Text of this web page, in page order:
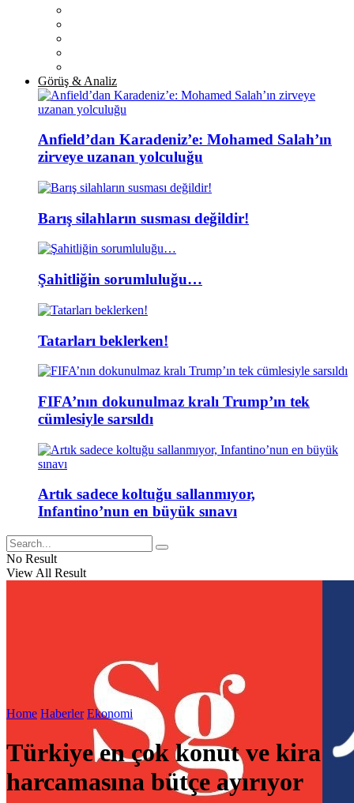
Görüş & Analiz
Anfield’dan Karadeniz’e: Mohamed Salah’ın
zirveye uzanan yolculuğu
Barış silahların susması değildir!
Şahitliğin sorumluluğu…
Tatarları beklerken!
FIFA’nın dokunulmaz kralı Trump’ın tek
cümlesiyle sarsıldı
Artık sadece koltuğu sallanmıyor,
Infantino’nun en büyük sınavı
No Result
View All Result
Home Haberler Ekonomi
Türkiye en çok konut ve kira
harcamasına bütçe ayırıyor